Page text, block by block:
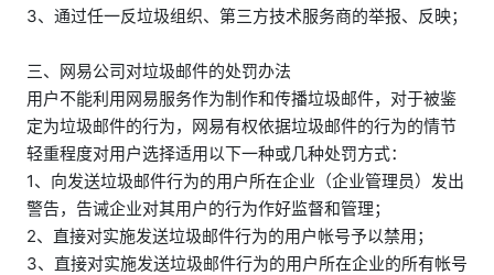
3、通过任一反垃圾组织、第三方技术服务商的举报、反映；
三、网易公司对垃圾邮件的处罚办法
用户不能利用网易服务作为制作和传播垃圾邮件，对于被鉴
定为垃圾邮件的行为，网易有权依据垃圾邮件的行为的情节
轻重程度对用户选择适用以下一种或几种处罚方式：
1、向发送垃圾邮件行为的用户所在企业（企业管理员）发出
警告，告诫企业对其用户的行为作好监督和管理；
2、直接对实施发送垃圾邮件行为的用户帐号予以禁用；
3、直接对实施发送垃圾邮件行为的用户所在企业的所有帐号